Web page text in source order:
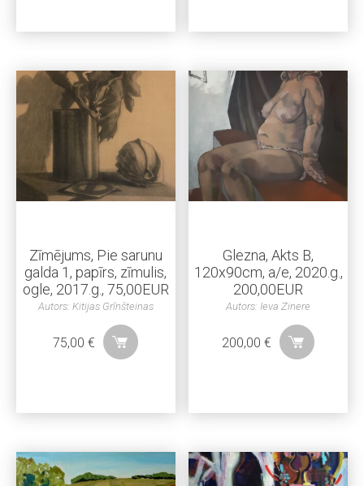
Zīmējums, Pie sarunu
galda 1, papīrs, zīmulis,
ogle, 2017.g., 75,00EUR
Autors: Kitijas Grīnšteinas
75,00€
Glezna, Akts B,
120x90cm, a/e, 2020.g.,
200,00EUR
Autors: Ieva Zinere
200,00€